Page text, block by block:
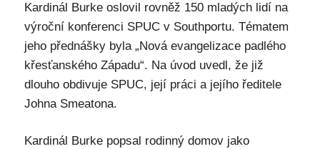
Kardinál Burke oslovil rovněž 150 mladých lidí na
výroční konferenci SPUC v Southportu. Tématem
jeho přednášky byla „Nová evangelizace padlého
křesťanského Západu“. Na úvod uvedl, že již
dlouho obdivuje SPUC, její práci a jejího ředitele
Johna Smeatona.
Kardinál Burke popsal rodinný domov jako